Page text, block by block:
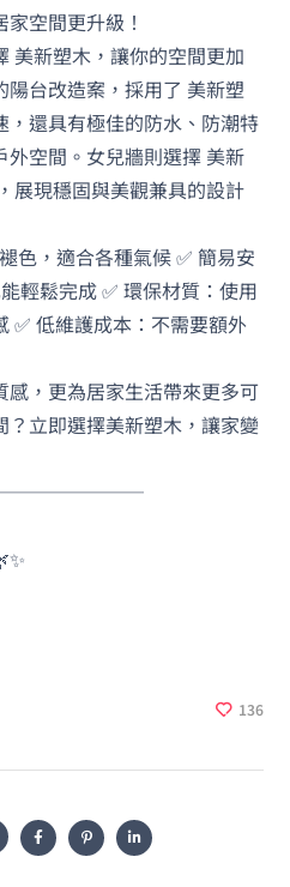
空間更升級！
美新塑木，讓你的空間更加
台改造案，採用了 美新塑
還具有極佳的防水、防潮特
空間。女兒牆則選擇 美新
展現穩固與美觀兼具的設計
色，適合各種氣候 ✅ 簡易安
輕鬆完成 ✅ 環保材質：使用
✅ 低維護成本：不需要額外
，更為居家生活帶來更多可
立即選擇美新塑木，讓家變
136